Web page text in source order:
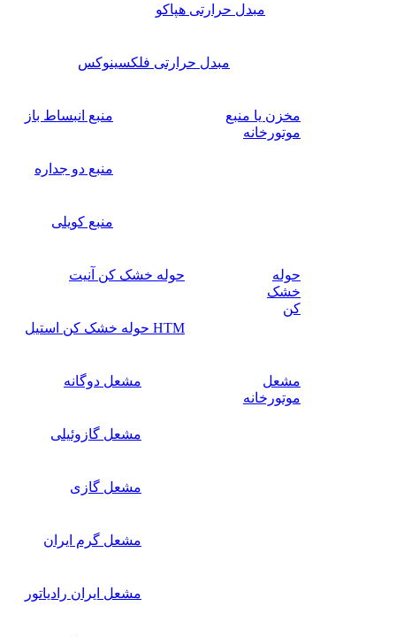
مبدل حرارتی هپاکو
مبدل حرارتی فلکسینوکس
مخزن یا منبع
موتورخانه
منبع انبساط باز
منبع دو جداره
منبع کویلی
حوله
خشک
کن
حوله خشک کن آنیت
HTM حوله خشک کن استیل
مشعل
موتورخانه
مشعل دوگانه
مشعل گازوئیلی
مشعل گازی
مشعل گرم ایران
مشعل ایران رادیاتور